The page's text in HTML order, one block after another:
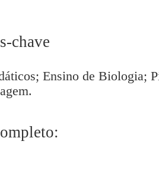
chave
Ensino de Biologia;